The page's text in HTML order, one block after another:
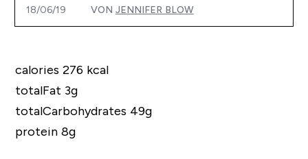
18/06/19 VON JENNIFER BLOW
calories 276 kcal
totalFat 3g
totalCarbohydrates 49g
protein 8g